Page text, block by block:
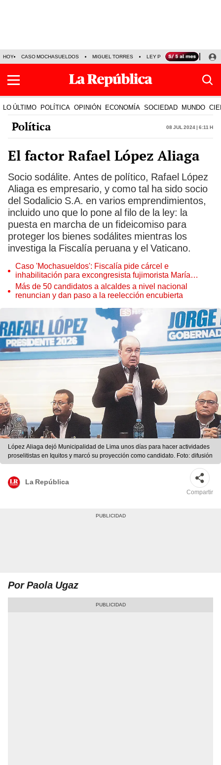
HOY CASO MOCHASUELDOS MIGUEL TORRES LEY PULPÍN PRECIO DEL
LO ÚLTIMO POLÍTICA OPINIÓN ECONOMÍA SOCIEDAD MUNDO
Política 08 Jul 2024 | 6:11 h
El factor Rafael López Aliaga
Socio sodálite. Antes de político, Rafael López
Aliaga es empresario, y como tal ha sido socio
del Sodalicio S.A. en varios emprendimientos,
incluido uno que lo pone al filo de la ley: la
puesta en marcha de un fideicomiso para
proteger los bienes sodálites mientras los
investiga la Fiscalía peruana y el Vaticano.
Caso 'Mochasueldos': Fiscalía pide cárcel e
inhabilitación para excongresista fujimorista María
Cordero Jon Tay
Más de 50 candidatos a alcaldes a nivel nacional
renuncian y dan paso a la reelección encubierta
López Aliaga dejó Municipalidad de Lima unos días para hacer actividades
proselitistas en Iquitos y marcó su proyección como candidato. Foto: difusión
La República
Compartir
Por Paola Ugaz